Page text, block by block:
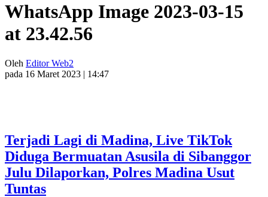
WhatsApp Image 2023-03-15
at 23.42.56
Oleh Editor Web2
pada 16 Maret 2023 | 14:47
Terjadi Lagi di Madina, Live TikTok
Diduga Bermuatan Asusila di Sibanggor
Julu Dilaporkan, Polres Madina Usut
Tuntas